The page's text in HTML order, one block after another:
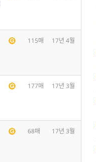
115매 17년 4월
177매 17년 3월
68매 17년 3월